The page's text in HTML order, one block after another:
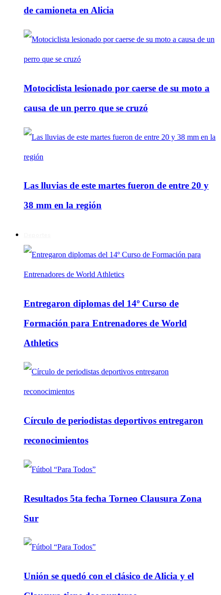
de camioneta en Alicia
Motociclista lesionado por caerse de su moto a
causa de un perro que se cruzó
Las lluvias de este martes fueron de entre 20 y
38 mm en la región
Entregaron diplomas del 14º Curso de
Formación para Entrenadores de World
Athletics
Círculo de periodistas deportivos entregaron
reconocimientos
Resultados 5ta fecha Torneo Clausura Zona
Sur
Unión se quedó con el clásico de Alicia y el